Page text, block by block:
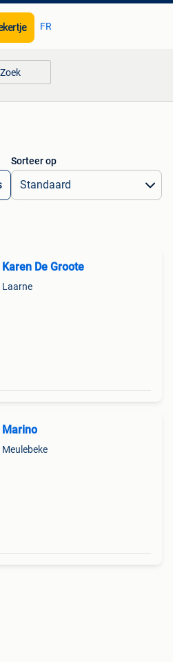
FR
Zoek
Sorteer op
Karen De Groote
Laarne
Marino
Meulebeke